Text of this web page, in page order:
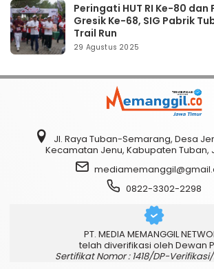
Peringati HUT RI Ke-80
Gresik Ke-68, SIG Pabrik
Trail Run
29 Agustus 2025
Jl. Raya Tuban-Semarang, Desa
Kecamatan Jenu, Kabupaten Tuban,
0822-3302-2298
PT. MEDIA MEMANGGIL
telah diverifikasi oleh Dewan
Sertifikat Nomor : 1418/DP-